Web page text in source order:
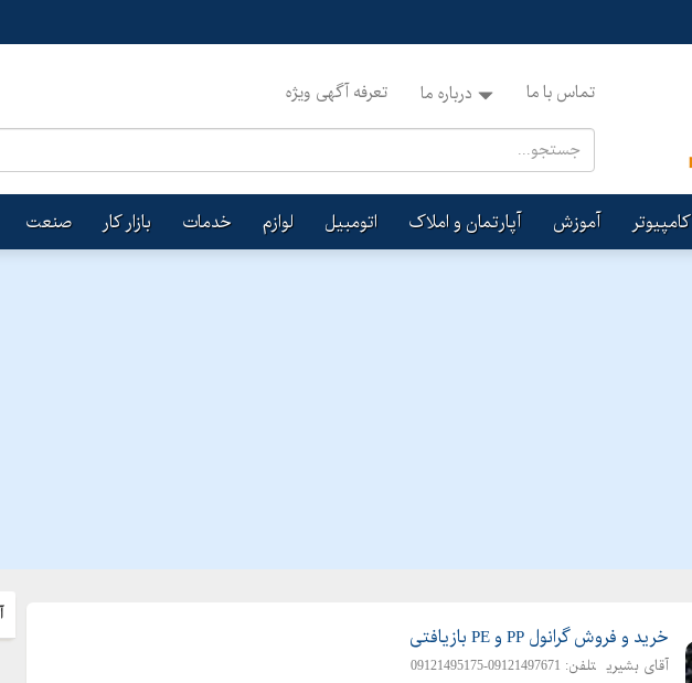
تماس با ما درباره ما تعرفه آگهی ویژه
کامپیوتر آموزش آپارتمان و املاک اتومبیل لوازم خدمات بازار کار صنعت
خرید و فروش گرانول PP و PE بازیافتی
آقای بشیری تلفن: 09121497671-09121495175